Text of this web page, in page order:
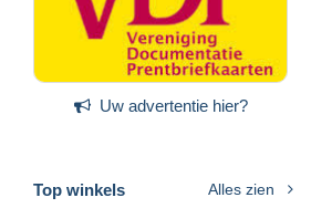
Uw advertentie hier?
Top winkels Alles zien